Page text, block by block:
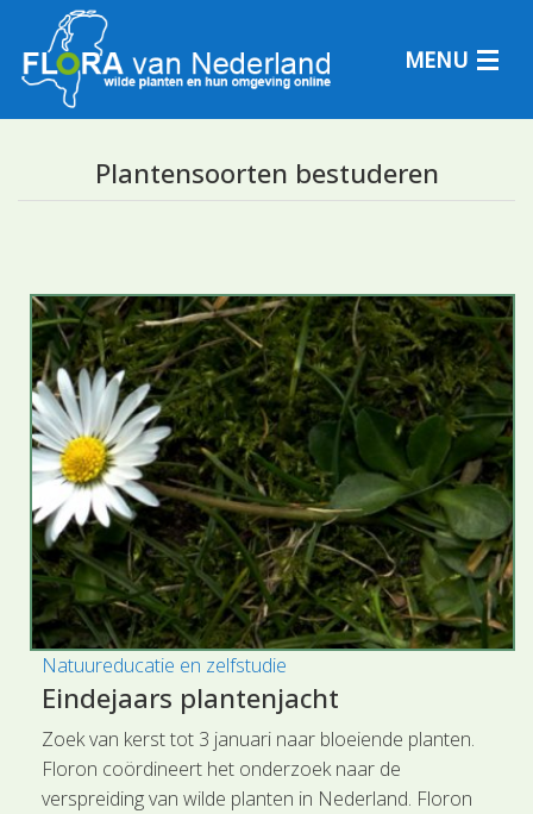
MENU
Determineren
Plantensoorten bestuderen
Natuureducatie en zelfstudie
Eindejaars plantenjacht
Zoek van kerst tot 3 januari naar bloeiende planten.
Floron coördineert het onderzoek naar de
verspreiding van wilde planten in Nederland. Floron